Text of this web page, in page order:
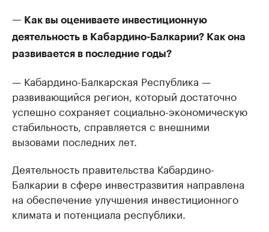
— Как вы оцениваете инвестиционную
деятельность в Кабардино-Балкарии? Как она
развивается в последние годы?
— Кабардино-Балкарская Республика —
развивающийся регион, который достаточно
успешно сохраняет социально-экономическую
стабильность, справляется с внешними
вызовами последних лет.
Деятельность правительства Кабардино-
Балкарии в сфере инвестразвития направлена
на обеспечение улучшения инвестиционного
климата и потенциала республики.